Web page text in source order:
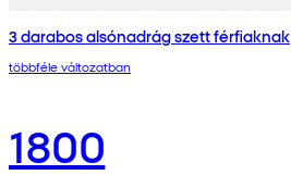
3 darabos alsónadrág szett férfiaknak
többféle változatban
1800